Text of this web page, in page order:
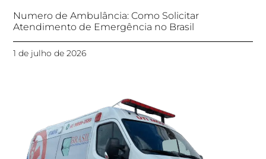
Numero de Ambulância: Como Solicitar
Atendimento de Emergência no Brasil
1 de julho de 2026